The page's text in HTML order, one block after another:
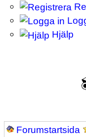
Hjälp
Forumstartsida